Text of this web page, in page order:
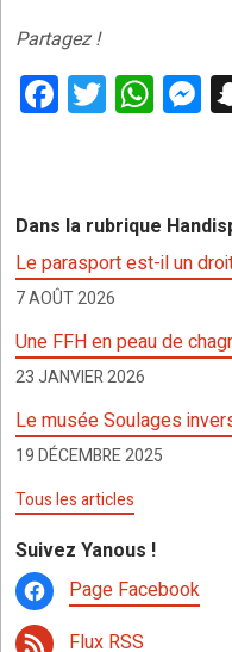
Partagez !
F
a
b
o
o
k
T
wi
er
W
h
s
A
p
p
n
g
er
Dans la rubrique
Le parasport est-il un
7 AOÛT 2026
Une FFH en peau de
23 JANVIER 2026
Le musée Soulages
19 DÉCEMBRE 2025
Tous les articles
Suivez Yanous !
Page Facebook
Flux RSS